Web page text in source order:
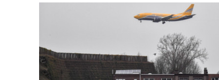
Canicule : un record absolu de
climatiseurs fixes installés en
Belgique cette année